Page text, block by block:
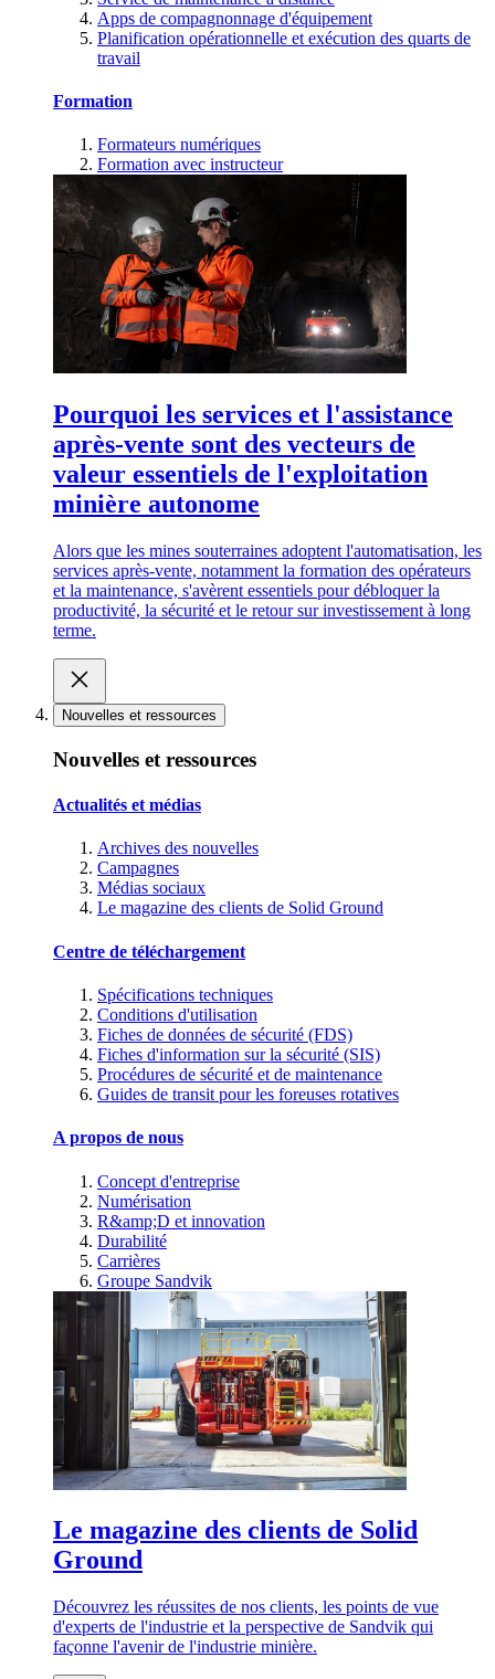
Apps de compagnonnage d'équipement
Planification opérationnelle et exécution des quarts de
travail
Formation
Formateurs numériques
Formation avec instructeur
Pourquoi les services et l'assistance
après-vente sont des vecteurs de
valeur essentiels de l'exploitation
minière autonome
Alors que les mines souterraines adoptent l'automatisation, les
services après-vente, notamment la formation des opérateurs
et la maintenance, s'avèrent essentiels pour débloquer la
productivité, la sécurité et le retour sur investissement à long
terme.
Nouvelles et ressources
Nouvelles et ressources
Actualités et médias
Archives des nouvelles
Campagnes
Médias sociaux
Le magazine des clients de Solid Ground
Centre de téléchargement
Spécifications techniques
Conditions d'utilisation
Fiches de données de sécurité (FDS)
Fiches d'information sur la sécurité (SIS)
Procédures de sécurité et de maintenance
Guides de transit pour les foreuses rotatives
A propos de nous
Concept d'entreprise
Numérisation
R&amp;D et innovation
Durabilité
Carrières
Groupe Sandvik
Le magazine des clients de Solid
Ground
Découvrez les réussites de nos clients, les points de vue
d'experts de l'industrie et la perspective de Sandvik qui
façonne l'avenir de l'industrie minière.